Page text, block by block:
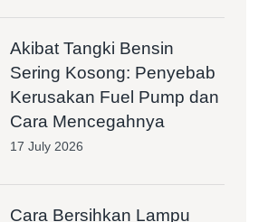
Akibat Tangki Bensin
Sering Kosong: Penyebab
Kerusakan Fuel Pump dan
Cara Mencegahnya
17 July 2026
Cara Bersihkan Lampu